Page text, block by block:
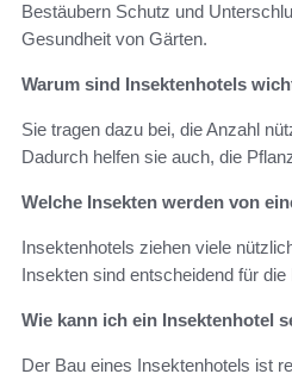
Bestäubern Schutz und
Gesundheit von Gärten.
Warum sind Insektenhotels
Sie tragen dazu bei, die Anzahl
Dadurch helfen sie auch, die
Welche Insekten werden von
Insektenhotels ziehen viele
Insekten sind entscheidend für
Wie kann ich ein Insektenhotel
Der Bau eines Insektenhotels ist